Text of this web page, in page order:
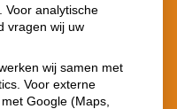
Voor analytische
vragen wij uw
wij samen met
Voor externe
Google (Maps,